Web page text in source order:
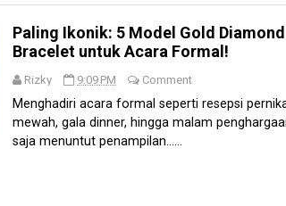
Paling Ikonik: 5 Model Gold Diamond
Bracelet untuk Acara Formal!
Rizky 9:09 PM Comment
Menghadiri acara formal seperti resepsi
mewah, gala dinner, hingga malam
saja menuntut penampilan......